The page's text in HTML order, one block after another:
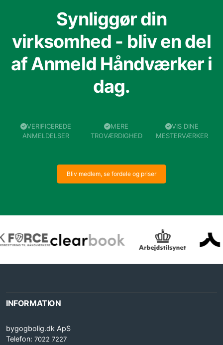
Synliggør din
virksomhed - bliv en del
af Anmeld Håndværker i
dag.
VERIFICEREDE
ANMELDELSER
MERE
TROVÆRDIGHED
VIS DINE
MESTERVÆRKER
Bliv medlem, se fordele og priser
INFORMATION
bygogbolig.dk ApS
Telefon: 7022 7227